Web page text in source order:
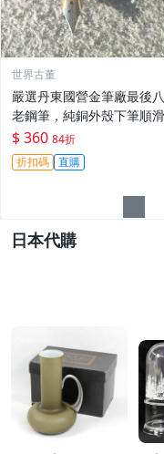
世界古董
嚴選丹東國營金筆廠最後
老鋼筆，純銅外殼下筆順
錫粒飽滿，適合練字與書法
藏。丹東產老鋼筆 沉甸甸
筆 稀有老鋼筆 丹東產錫粒
$ 360 84折
折扣碼 直購
日本代購